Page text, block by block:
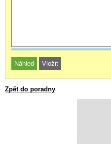
Zpět do poradny